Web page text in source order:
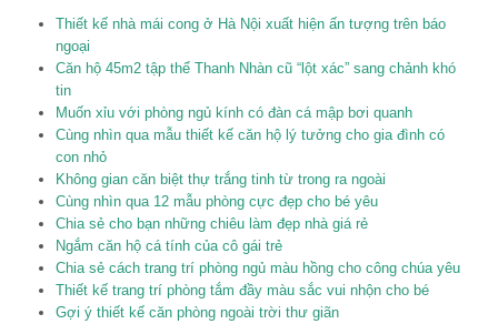
Thiết kế nhà mái cong ở Hà Nội xuất hiện ấn tượng trên báo
ngoại
Căn hộ 45m2 tập thể Thanh Nhàn cũ “lột xác” sang chảnh khó
tin
Muốn xỉu với phòng ngủ kính có đàn cá mập bơi quanh
Cùng nhìn qua mẫu thiết kế căn hộ lý tưởng cho gia đình có
con nhỏ
Không gian căn biệt thự trắng tinh từ trong ra ngoài
Cùng nhìn qua 12 mẫu phòng cực đẹp cho bé yêu
Chia sẻ cho bạn những chiêu làm đẹp nhà giá rẻ
Ngắm căn hộ cá tính của cô gái trẻ
Chia sẻ cách trang trí phòng ngủ màu hồng cho công chúa yêu
Thiết kế trang trí phòng tắm đầy màu sắc vui nhộn cho bé
Gợi ý thiết kế căn phòng ngoài trời thư giãn